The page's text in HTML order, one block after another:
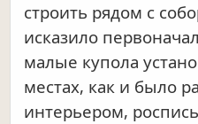
строить рядом с
исказило
малые купола
местах, как и было
интерьером,